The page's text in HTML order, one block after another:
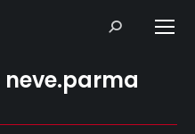
Search:
neve.parma